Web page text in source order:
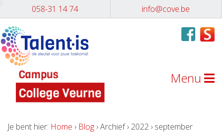
058-31 14 74 info@cove.be
Menu
Je bent hier: Home › Blog › Archief › 2022 › september